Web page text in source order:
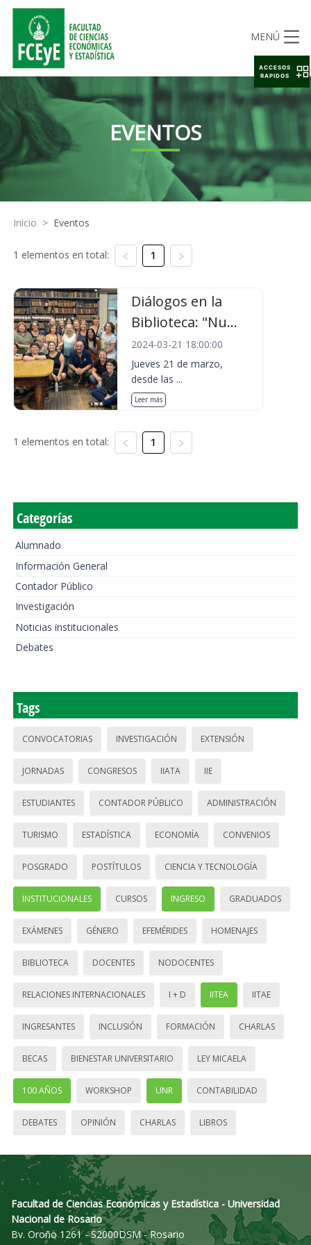
MENÚ
EVENTOS
Inicio > Eventos
1 elementos en total: 1
Diálogos en la
Biblioteca: "Nu...
2024-03-21 18:00:00
Jueves 21 de marzo,
desde las ...
Leer más
1 elementos en total: 1
Categorías
Alumnado
Información General
Contador Público
Investigación
Noticias institucionales
Debates
Tags
CONVOCATORIAS INVESTIGACIÓN EXTENSIÓN
JORNADAS CONGRESOS IIATA IIE
ESTUDIANTES CONTADOR PÚBLICO ADMINISTRACIÓN
TURISMO ESTADÍSTICA ECONOMÍA CONVENIOS
POSGRADO POSTÍTULOS CIENCIA Y TECNOLOGÍA
INSTITUCIONALES CURSOS INGRESO GRADUADOS
EXÁMENES GÉNERO EFEMÉRIDES HOMENAJES
BIBLIOTECA DOCENTES NODOCENTES
RELACIONES INTERNACIONALES I + D IITEA IITAE
INGRESANTES INCLUSIÓN FORMACIÓN CHARLAS
BECAS BIENESTAR UNIVERSITARIO LEY MICAELA
100 AÑOS WORKSHOP UNR CONTABILIDAD
DEBATES OPINIÓN CHARLAS LIBROS
Facultad de Ciencias Económicas y Estadística - Universidad
Nacional de Rosario
Bv. Oroño 1261 - S2000DSM - Rosario
ACCESOS
RAPIDOS